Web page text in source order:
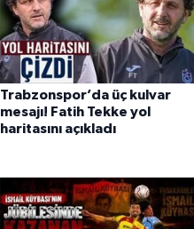
Trabzonspor’da üç kulvar
mesajı! Fatih Tekke yol
haritasını açıkladı